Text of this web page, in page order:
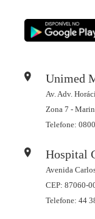
Unimed
Av. Adv.
Zona 7 -
Telefone:
Hospital
Avenida
CEP: 87060-
Telefone: 44